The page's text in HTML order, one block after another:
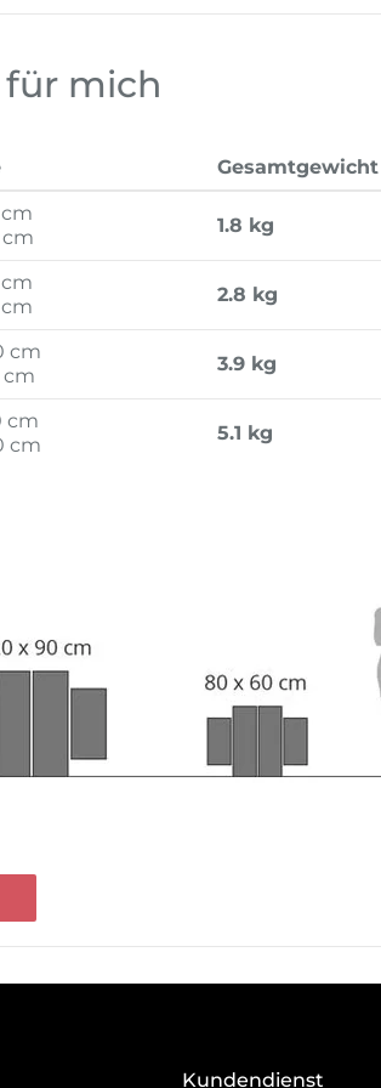
für mich
Gesamtgewicht
cm
1.8 kg
2.8 kg
cm
cm
3.9 kg
cm
cm
5.1 kg
Kundendienst